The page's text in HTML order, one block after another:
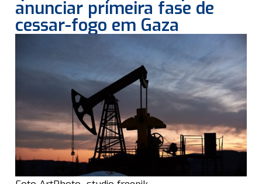
anunciar primeira fase de
cessar-fogo em Gaza